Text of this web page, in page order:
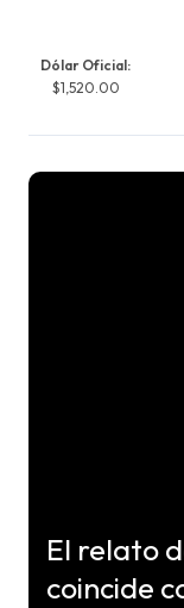
Dólar Oficial:
$1,520.00
El relato
coincide